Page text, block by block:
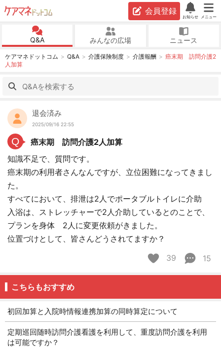
会員登録
お知らせ メニュー
Q&A みんなの広場 ニュース
ケアマネドットコム Q&A 介護保険制度 介護報酬
癌末期 訪問介護2
人加算
退会済み
2025/09/16 22:55
Q
癌末期 訪問介護2人加算
知識不足で、質問です。
癌末期の利用者さんなんですが、立位困難になってきまし
た。
すべてにおいて、排泄は2人でポータブルトイレに介助
入浴は、ストレッチャーで2人介助しているとのことで、
プランを身体 2人に変更依頼がきました。
位置づけとして、皆さんどうされてますか？
39
15
こちらもおすすめ
初回加算と入院時情報連携加算の同時算定について
定期巡回随時訪問介護看護を利用して、重度訪問介護を利用
は可能ですか？